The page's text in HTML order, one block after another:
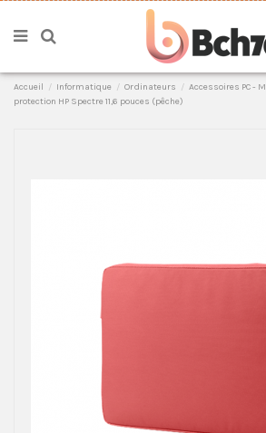
Accueil Informatique Ordinateurs Accessoires PC -
protection HP Spectre 11,6 pouces (pêche)